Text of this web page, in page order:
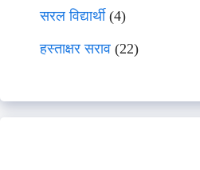
सरल विद्यार्थी(4)
हस्ताक्षर सराव (22)